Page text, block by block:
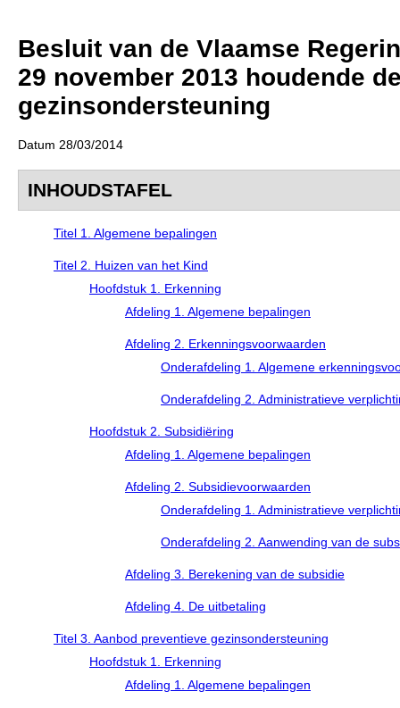
Besluit van de Vlaamse
29 november 2013 houdende
gezinsondersteuning
Datum 28/03/2014
INHOUDSTAFEL
Titel 1. Algemene bepalingen
Titel 2. Huizen van het Kind
Hoofdstuk 1. Erkenning
Afdeling 1. Algemene bepalingen
Afdeling 2. Erkenningsvoorwaarden
Onderafdeling 1. Algemene
Onderafdeling 2. Administratieve
Hoofdstuk 2. Subsidiëring
Afdeling 1. Algemene bepalingen
Afdeling 2. Subsidievoorwaarden
Onderafdeling 1. Administratieve
Onderafdeling 2. Aanwending van de
Afdeling 3. Berekening van de subsidie
Afdeling 4. De uitbetaling
Titel 3. Aanbod preventieve gezinsondersteuning
Hoofdstuk 1. Erkenning
Afdeling 1. Algemene bepalingen